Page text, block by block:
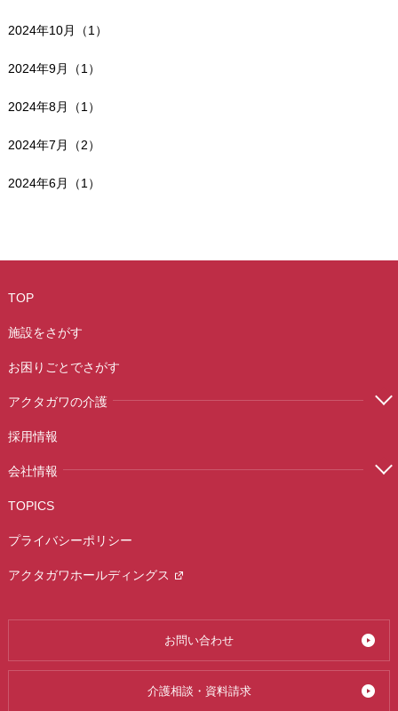
2024年10月（1）
2024年9月（1）
2024年8月（1）
2024年7月（2）
2024年6月（1）
TOP
施設をさがす
お困りごとでさがす
アクタガワの介護
採用情報
会社情報
お問い合わせ
TOPICS
介護相談・資料請求
プライバシーポリシー
アクタガワホールディングス